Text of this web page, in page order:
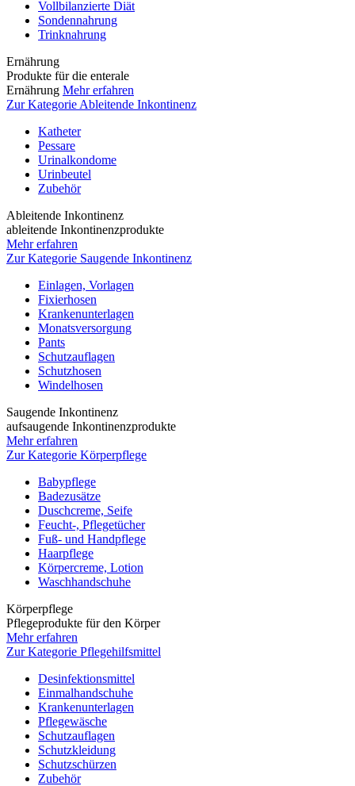
Vollbilanzierte Diät
Sondennahrung
Trinknahrung
Ernährung
Produkte für die enterale
Ernährung Mehr erfahren
Zur Kategorie Ableitende Inkontinenz
Katheter
Pessare
Urinalkondome
Urinbeutel
Zubehör
Ableitende Inkontinenz
ableitende Inkontinenzprodukte
Mehr erfahren
Zur Kategorie Saugende Inkontinenz
Einlagen, Vorlagen
Fixierhosen
Krankenunterlagen
Monatsversorgung
Pants
Schutzauflagen
Schutzhosen
Windelhosen
Saugende Inkontinenz
aufsaugende Inkontinenzprodukte
Mehr erfahren
Zur Kategorie Körperpflege
Babypflege
Badezusätze
Duschcreme, Seife
Feucht-, Pflegetücher
Fuß- und Handpflege
Haarpflege
Körpercreme, Lotion
Waschhandschuhe
Körperpflege
Pflegeprodukte für den Körper
Mehr erfahren
Zur Kategorie Pflegehilfsmittel
Desinfektionsmittel
Einmalhandschuhe
Krankenunterlagen
Pflegewäsche
Schutzauflagen
Schutzkleidung
Schutzschürzen
Zubehör